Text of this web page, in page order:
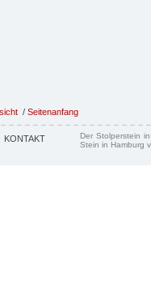
/ Seitenanfang
KONTAKT
Der Stolperstein
Stein in Hamburg